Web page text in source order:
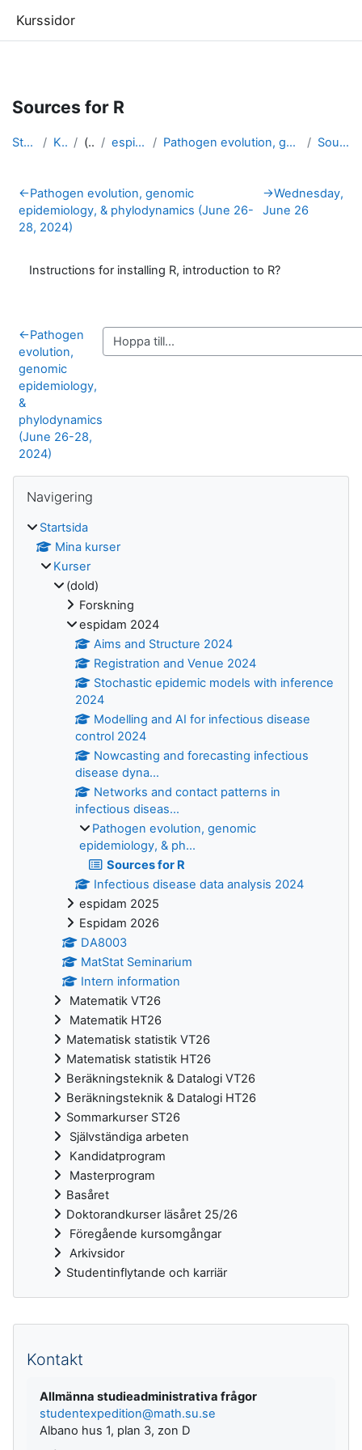
Kurssidor
Sources for R
Startsida Kurser (dold) espidam 2024 Pathogen evolution, genomic epidemiology, & ph... Sources for R
Avsnittsöversikt
←Pathogen evolution, genomic
epidemiology, & phylodynamics (June 26-
28, 2024)
→Wednesday,
June 26
Instructions for installing R, introduction to R?
←Pathogen
evolution,
genomic
epidemiology,
&
phylodynamics
(June 26-28,
2024)
Navigering
Startsida
Mina kurser
Kurser
(dold)
Forskning
espidam 2024
Aims and Structure 2024
Registration and Venue 2024
Stochastic epidemic models with inference
2024
Modelling and AI for infectious disease
control 2024
Nowcasting and forecasting infectious
disease dyna...
Networks and contact patterns in
infectious diseas...
Pathogen evolution, genomic
epidemiology, & ph...
Sources for R
Infectious disease data analysis 2024
espidam 2025
Espidam 2026
DA8003
MatStat Seminarium
Intern information
Matematik VT26
Matematik HT26
Matematisk statistik VT26
Matematisk statistik HT26
Beräkningsteknik & Datalogi VT26
Beräkningsteknik & Datalogi HT26
Sommarkurser ST26
Självständiga arbeten
Kandidatprogram
Masterprogram
Basåret
Doktorandkurser läsåret 25/26
Föregående kursomgångar
Arkivsidor
Studentinflytande och karriär
Kontakt
Allmänna studieadministrativa frågor
studentexpedition@math.su.se
Albano hus 1, plan 3, zon D